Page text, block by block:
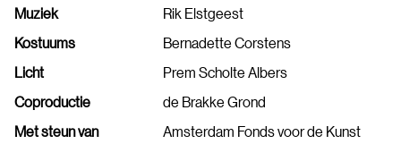
Muziek
Rik Elstgeest
Kostuums
Bernadette Corstens
Licht
Prem Scholte Albers
Coproductie
de Brakke Grond
Met steun van
Amsterdam Fonds voor de Kunst